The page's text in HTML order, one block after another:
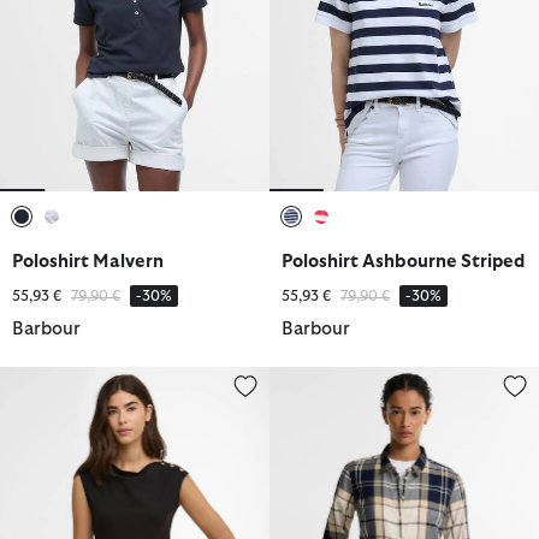
Poloshirt Malvern
55,93 € Reduziert von
79,90 €bis-30%
Barbour
Poloshirt Ashbourne Striped
55,93 € Reduziert von
79,90 €bis-30%
Barbour